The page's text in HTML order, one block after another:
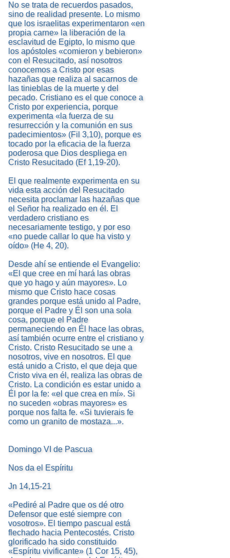
No se trata de recuerdos pasados,
sino de realidad presente. Lo mismo
que los israelitas experimentaron «en
propia carne» la liberación de la
esclavitud de Egipto, lo mismo que
los apóstoles «comieron y bebieron»
con el Resucitado, así nosotros
conocemos a Cristo por esas
hazañas que realiza al sacarnos de
las tinieblas de la muerte y del
pecado. Cristiano es el que conoce a
Cristo por experiencia, porque
experimenta «la fuerza de su
resurrección y la comunión en sus
padecimientos» (Fil 3,10), porque es
tocado por la eficacia de la fuerza
poderosa que Dios despliega en
Cristo Resucitado (Ef 1,19-20).
El que realmente experimenta en su
vida esta acción del Resucitado
necesita proclamar las hazañas que
el Señor ha realizado en él. El
verdadero cristiano es
necesariamente testigo, y por eso
«no puede callar lo que ha visto y
oído» (He 4, 20).
Desde ahí se entiende el Evangelio:
«El que cree en mí hará las obras
que yo hago y aún mayores». Lo
mismo que Cristo hace cosas
grandes porque está unido al Padre,
porque el Padre y Él son una sola
cosa, porque el Padre
permaneciendo en Él hace las obras,
así también ocurre entre el cristiano y
Cristo. Cristo Resucitado se une a
nosotros, vive en nosotros. El que
está unido a Cristo, el que deja que
Cristo viva en él, realiza las obras de
Cristo. La condición es estar unido a
Él por la fe: «el que crea en mí». Si
no suceden «obras mayores» es
porque nos falta fe. «Si tuvierais fe
como un granito de mostaza...».
Domingo VI de Pascua
Nos da el Espíritu
Jn 14,15-21
«Pediré al Padre que os dé otro
Defensor que esté siempre con
vosotros». El tiempo pascual está
flechado hacia Pentecostés. Cristo
glorificado ha sido constituido
«Espíritu vivificante» (1 Cor 15, 45),